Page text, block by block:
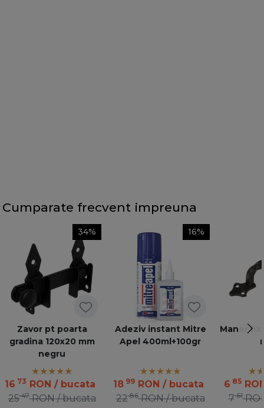
Cumparate frecvent impreuna
34%
Zavor pt poarta
gradina 120x20 mm
negru
16 73 RON / bucata
2547 RON / bucata
16%
Adeziv instant Mitre
Apel 400ml+100gr
18 99 RON / bucata
2286 RON / bucata
Maner fix
6 85
761